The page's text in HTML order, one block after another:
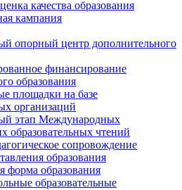
качества образования
кампания
опорный центр дополнительного
финансирование
образования
площадки на базе
организаций
этап Международных
образовательных чтений
сопровождение
образования
форма образования
образовательные